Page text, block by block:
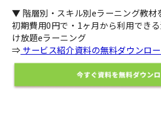
▼ 階層別・スキル別eラーニング教材
初期費用0円で・1ヶ月から利用でき
け放題eラーニング
⇒ サービス紹介資料の無料ダウンロ